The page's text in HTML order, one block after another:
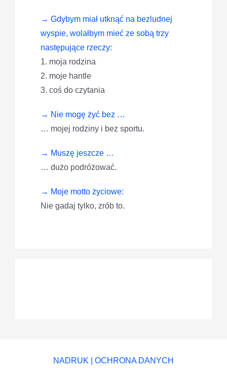
→ Gdybym miał utknąć na bezludnej
wyspie, wolałbym mieć ze sobą trzy
następujące rzeczy:
1. moja rodzina
2. moje hantle
3. coś do czytania
→ Nie mogę żyć bez …
… mojej rodziny i bez sportu.
→ Muszę jeszcze …
… dużo podróżować.
→ Moje motto życiowe:
Nie gadaj tylko, zrób to.
NADRUK OCHRONA DANYCH